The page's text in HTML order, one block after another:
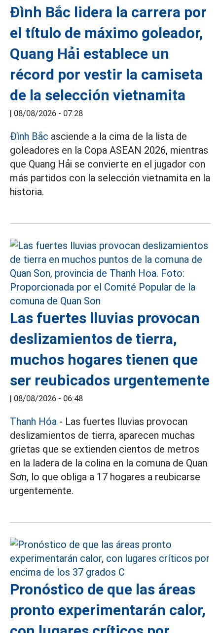
Đình Bắc lidera la carrera por
el título de máximo goleador,
Quang Hải establece un
récord por vestir la camiseta
de la selección vietnamita
| 08/08/2026 - 07:28
Đình Bắc asciende a la cima de la lista de
goleadores en la Copa ASEAN 2026, mientras
que Quang Hải se convierte en el jugador con
más partidos con la selección vietnamita en la
historia.
Las fuertes lluvias provocan
deslizamientos de tierra,
muchos hogares tienen que
ser reubicados urgentemente
| 08/08/2026 - 06:48
Thanh Hóa - Las fuertes lluvias provocan
deslizamientos de tierra, aparecen muchas
grietas que se extienden cientos de metros
en la ladera de la colina en la comuna de Quan
Sơn, lo que obliga a 17 hogares a reubicarse
urgentemente.
Pronóstico de que las áreas
pronto experimentarán calor,